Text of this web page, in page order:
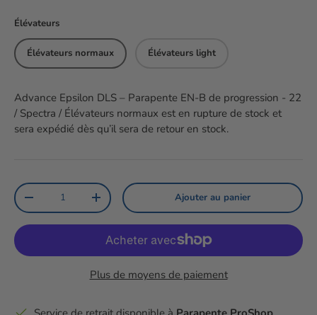
Élévateurs
Élévateurs normaux Élévateurs light
Advance Epsilon DLS – Parapente EN-B de progression - 22
/ Spectra / Élévateurs normaux est en rupture de stock et
sera expédié dès qu’il sera de retour en stock.
Qté
Diminuer la quantitéAugmenter la quantitéAjouter au panier
Plus de moyens de paiement